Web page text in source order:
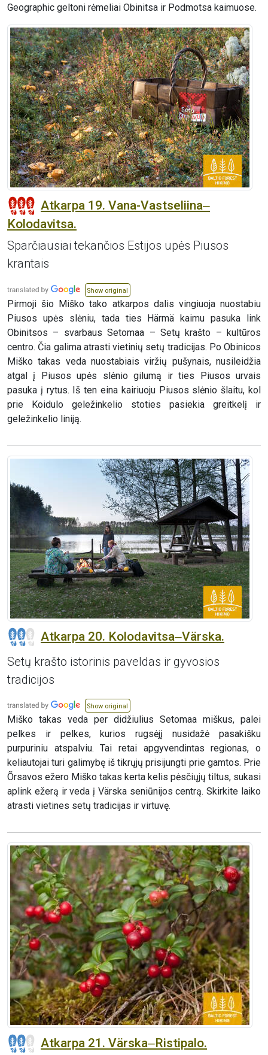
Geographic geltoni rėmeliai Obinitsa ir Podmotsa kaimuose.
Atkarpa 19. Vana-Vastseliina‒
Kolodavitsa.
Sparčiausiai tekančios Estijos upės Piusos
krantais
Show original
Pirmoji šio Miško tako atkarpos dalis vingiuoja nuostabiu
Piusos upės slėniu, tada ties Härmä kaimu pasuka link
Obinitsos – svarbaus Setomaa – Setų krašto – kultūros
centro. Čia galima atrasti vietinių setų tradicijas. Po Obinicos
Miško takas veda nuostabiais viržių pušynais, nusileidžia
atgal į Piusos upės slėnio gilumą ir ties Piusos urvais
pasuka į rytus. Iš ten eina kairiuoju Piusos slėnio šlaitu, kol
prie Koidulo geležinkelio stoties pasiekia greitkelį ir
geležinkelio liniją.
Atkarpa 20. Kolodavitsa‒Värska.
Setų krašto istorinis paveldas ir gyvosios
tradicijos
Show original
Miško takas veda per didžiulius Setomaa miškus, palei
pelkes ir pelkes, kurios rugsėjį nusidažė pasakišku
purpuriniu atspalviu. Tai retai apgyvendintas regionas, o
keliautojai turi galimybę iš tikrųjų prisijungti prie gamtos. Prie
Õrsavos ežero Miško takas kerta kelis pėsčiųjų tiltus, sukasi
aplink ežerą ir veda į Värska seniūnijos centrą. Skirkite laiko
atrasti vietines setų tradicijas ir virtuvę.
Atkarpa 21. Värska‒Ristipalo.